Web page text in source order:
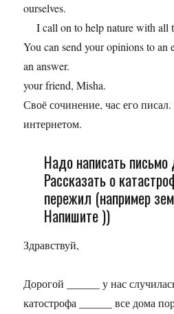
ourselves.
I call on to help nature with all
You can send your opinions to
an answer.
your friend, Misha.
Своё сочинение, час его
интернетом.
Надо написать письмо
Рассказать о
пережил (например
Напишите ))
Здравствуй,
Дорогой ______ у нас
катострофа ______ все дома